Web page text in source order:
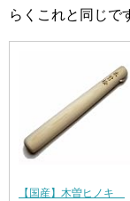
らくこれと同じで
【国産】木曽ヒノキ